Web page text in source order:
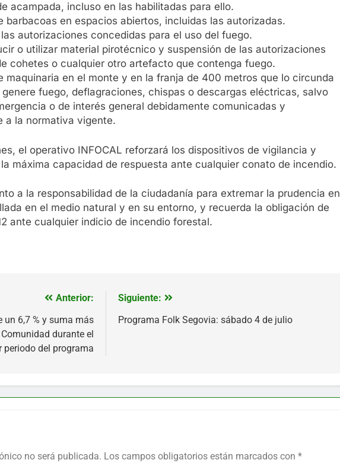
acampada, incluso en las habilitadas para ello.
barbacoas en espacios abiertos, incluidas las autorizadas.
autorizaciones concedidas para el uso del fuego.
o utilizar material pirotécnico y suspensión de las autorizaciones
cohetes o cualquier otro artefacto que contenga fuego.
maquinaria en el monte y en la franja de 400 metros que lo circunda
fuego, deflagraciones, chispas o descargas eléctricas, salvo
o de interés general debidamente comunicadas y
a la normativa vigente.
el operativo INFOCAL reforzará los dispositivos de vigilancia y
máxima capacidad de respuesta ante cualquier conato de incendio.
a la responsabilidad de la ciudadanía para extremar la prudencia en
en el medio natural y en su entorno, y recuerda la obligación de
ante cualquier indicio de incendio forestal.
Anterior:
un 6,7 % y suma más
durante el
periodo del programa
Siguiente:
Programa Folk Segovia: sábado 4 de julio
no será publicada. Los campos obligatorios están marcados con *